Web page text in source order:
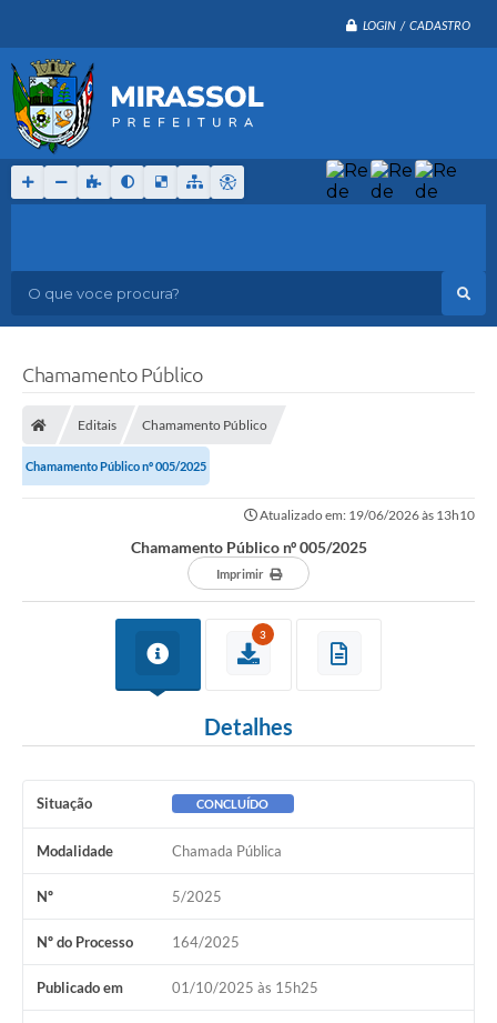
LOGIN / CADASTRO
O que voce procura?
Chamamento Público
Editais Chamamento Público
Chamamento Público nº 005/2025
Atualizado em: 19/06/2026 às 13h10
Chamamento Público nº 005/2025
Imprimir
3
Detalhes
Situação CONCLUÍDO
Modalidade Chamada Pública
Nº 5/2025
Nº do Processo 164/2025
Publicado em 01/10/2025 às 15h25